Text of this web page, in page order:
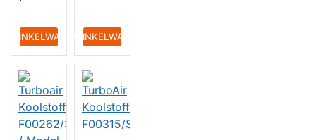
WINKELWAGENIN WINKELWAGEN